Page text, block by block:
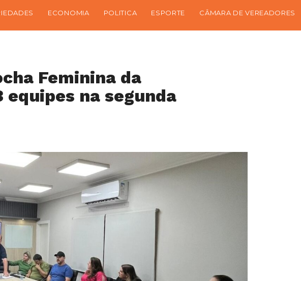
ECONOMIA POLITICA ESPORTE CÂMARA DE VEREADORES
Feminina da
na segunda